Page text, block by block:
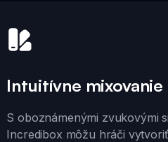
Intuitívne mixovanie
S oboznámenými zvukovými
Incredibox môžu hráči